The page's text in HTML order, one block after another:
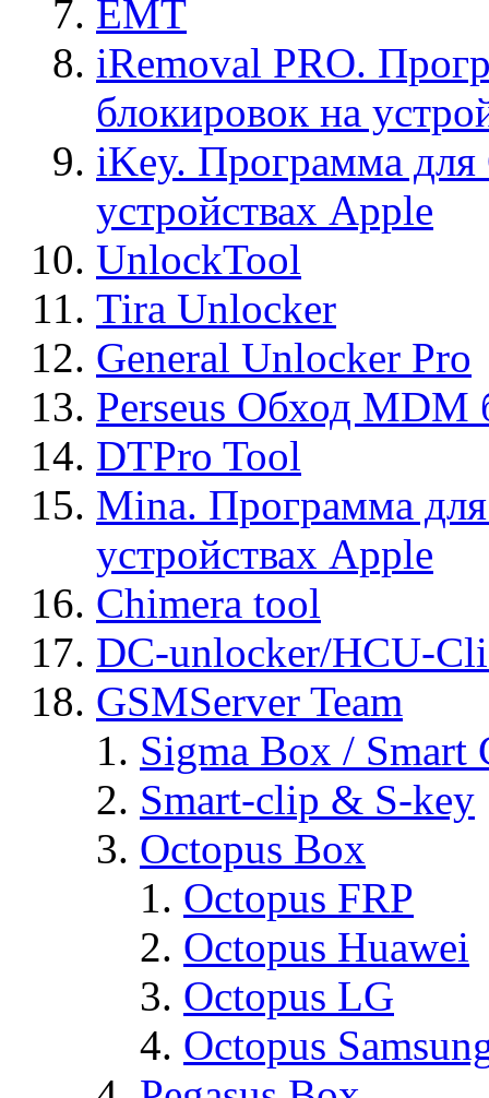
EMT
iRemoval PRO.
блокировок на
iKey. Программа для
устройствах Apple
UnlockTool
Tira Unlocker
General Unlocker Pro
Perseus Обход MDM
DTPro Tool
Mina. Программа
устройствах Apple
Chimera tool
DC-unlocker/HCU-
GSMServer Team
Sigma Box / Smart
Smart-clip & S-key
Octopus Box
Octopus FRP
Octopus Huawei
Octopus LG
Octopus